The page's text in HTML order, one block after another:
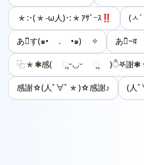
*:･(*-ω人)･:*ｱｻﾞｰｽ‼ (ㅅ
あㄜ̏す(๑• . •๑) ✧
⿻*❃感( ૣᵕ◡ᵕ ૣ )ੈ𖤐謝❃*
感謝☆(人ﾟ∀ﾟ*)☆感謝♪ (人